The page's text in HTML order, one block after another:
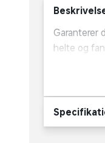
Garanterer
helte og
Golden